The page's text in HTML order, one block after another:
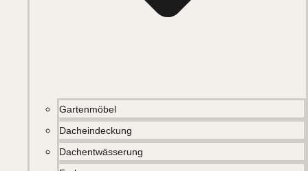
Gartenmöbel
Dacheindeckung
Dachentwässerung